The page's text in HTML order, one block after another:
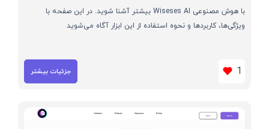
با هوش مصنوعی Wiseses AI بیشتر آشنا شوید. در این صفحه با
ویژگی‌ها، کاربردها و نحوه استفاده از این ابزار آگاه می‌شوید
1 جزئیات بیشتر